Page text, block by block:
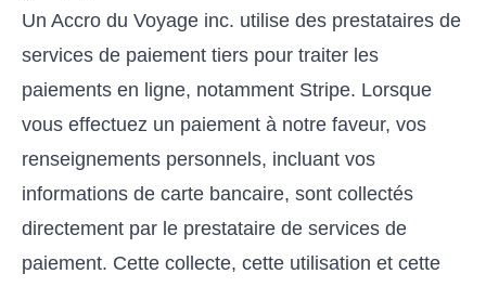
Un Accro du Voyage inc. utilise des prestataires de
services de paiement tiers pour traiter les
paiements en ligne, notamment Stripe. Lorsque
vous effectuez un paiement à notre faveur, vos
renseignements personnels, incluant vos
informations de carte bancaire, sont collectés
directement par le prestataire de services de
paiement. Cette collecte, cette utilisation et cette